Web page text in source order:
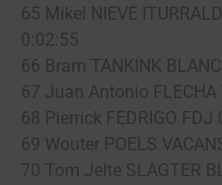
65 Mikel NIEVE
0:02:55
66 Bram TANKINK
67 Juan Antonio FLECHA
68 Pierrick FEDRIGO FDJ
69 Wouter POELS
70 Tom Jelte SLAGTER